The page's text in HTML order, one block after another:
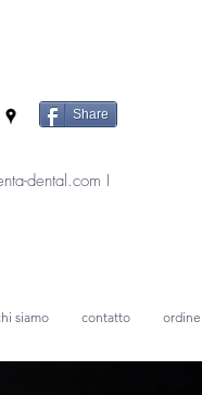
dental.com I
Share
siamo contatto